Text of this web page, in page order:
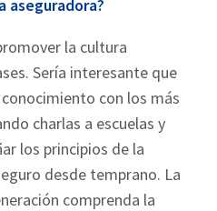
aseguradora?
la cultura
Sería interesante que
con los más
charlas a escuelas y
los principios de la
desde temprano. La
comprenda la